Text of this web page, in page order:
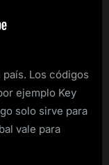
Los códigos
ejemplo Key
solo sirve para
vale para